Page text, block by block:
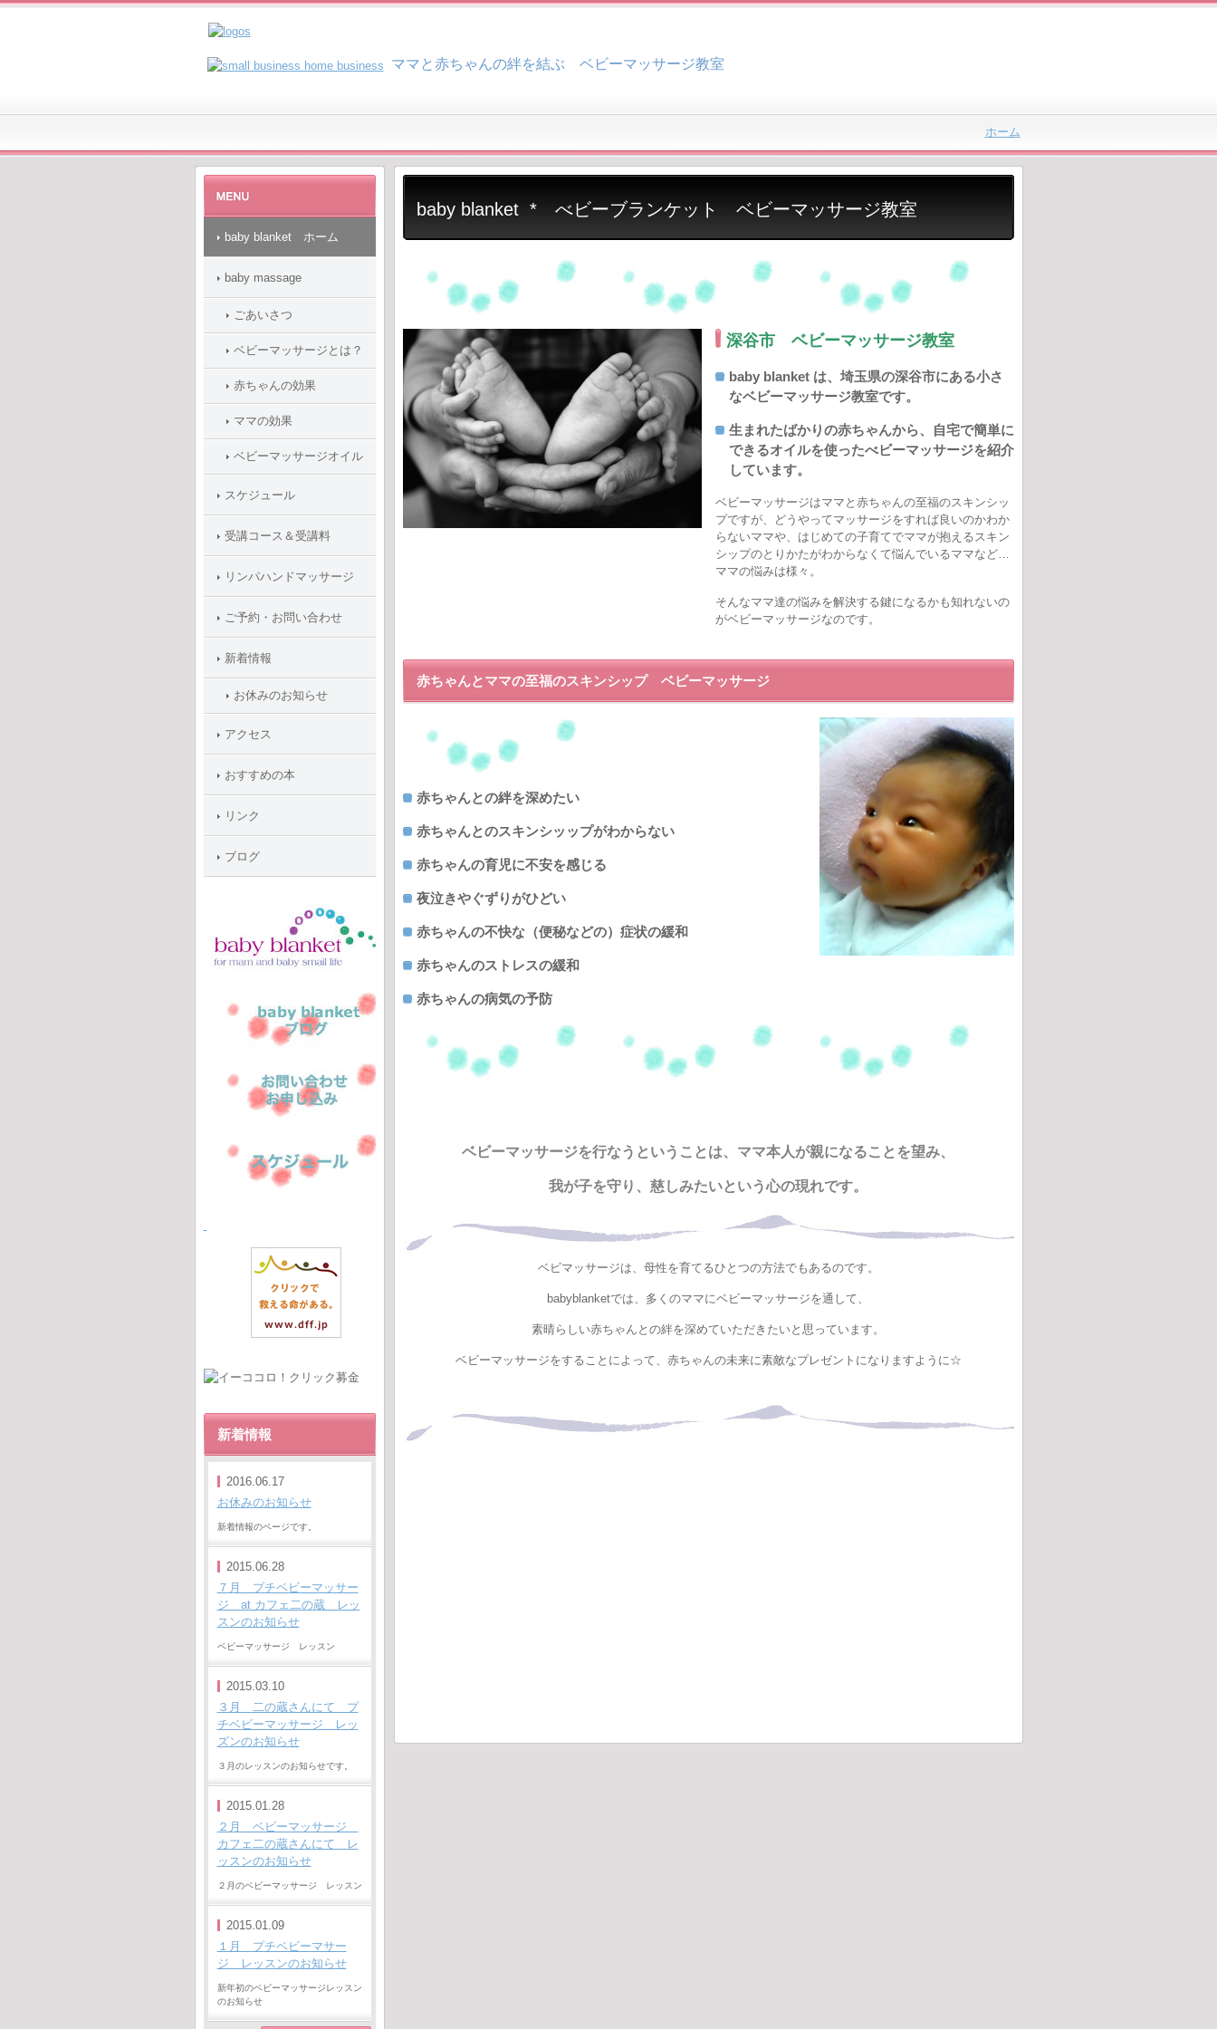
ママと赤ちゃんの絆を結ぶ ベビーマッサージ教室
ホーム
baby blanket * べビーブランケット ベビーマッサージ教室
深谷市 ベビーマッサージ教室
baby blanket は、埼玉県の深谷市にある小さ
なベビーマッサージ教室です。
生まれたばかりの赤ちゃんから、自宅で簡単に
できるオイルを使ったべビーマッサージを紹介
しています。
ベビーマッサージはママと赤ちゃんの至福のスキンシッ
プですが、どうやってマッサージをすれば良いのかわか
らないママや、はじめての子育てでママが抱えるスキン
シップのとりかたがわからなくて悩んでいるママなど…
ママの悩みは様々。
そんなママ達の悩みを解決する鍵になるかも知れないの
がベビーマッサージなのです。
赤ちゃんとママの至福のスキンシップ ベビーマッサージ
赤ちゃんとの絆を深めたい
赤ちゃんとのスキンシッップがわからない
赤ちゃんの育児に不安を感じる
夜泣きやぐずりがひどい
赤ちゃんの不快な（便秘などの）症状の緩和
赤ちゃんのストレスの緩和
赤ちゃんの病気の予防
ベビーマッサージを行なうという ことは、ママ本人が親になることを望み、
我が子を守り、慈しみたいという心の現れです。
ベビマッサージは、母性を育てるひとつの方法でもあるのです。
babyblanketでは、多くのママにベビーマッサージを通して、
素晴らしい赤ちゃんとの絆を深めていただきたいと思っています。
ベビーマッサージをすることによって、赤ちゃんの未来に素敵なプレゼントになりますように☆
baby blanket ホーム
baby massage
ごあいさつ
ベビーマッサージとは？
赤ちゃんの効果
ママの効果
ベビーマッサージオイル
スケジュール
受講コース＆受講料
リンパハンドマッサージ
ご予約・お問い合わせ
新着情報
お休みのお知らせ
アクセス
おすすめの本
リンク
ブログ
新着情報
2016.06.17
お休みのお知らせ
新着情報のページです。
2015.06.28
７月 プチベビーマッサー
ジ at カフェ二の蔵 レッ
スンのお知らせ
ベビーマッサージ レッスン
2015.03.10
３月 二の蔵さんにて プ
チベビーマッサージ レッ
ズンのお知らせ
３月のレッスンのお知らせです。
2015.01.28
２月 ベビーマッサージ
カフェ二の蔵さんにて レ
ッスンのお知らせ
２月のベビーマッサージ レッスン
2015.01.09
１月 プチベビーマサー
ジ レッスンのお知らせ
新年初のベビーマッサージレッスン
のお知らせ